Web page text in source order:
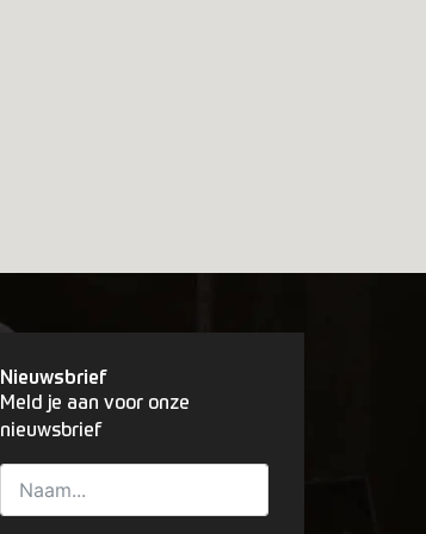
Nieuwsbrief
Meld je aan voor onze
nieuwsbrief